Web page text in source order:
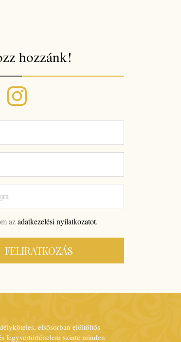
hozzánk!
azadatkezelési nyilatkozatot.
FELIRATKOZÁS
elsősorban elöltöltős
fegyvertörténelem szinte minden